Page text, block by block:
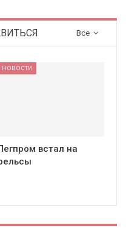
Все
НОВОСТИ
встал на